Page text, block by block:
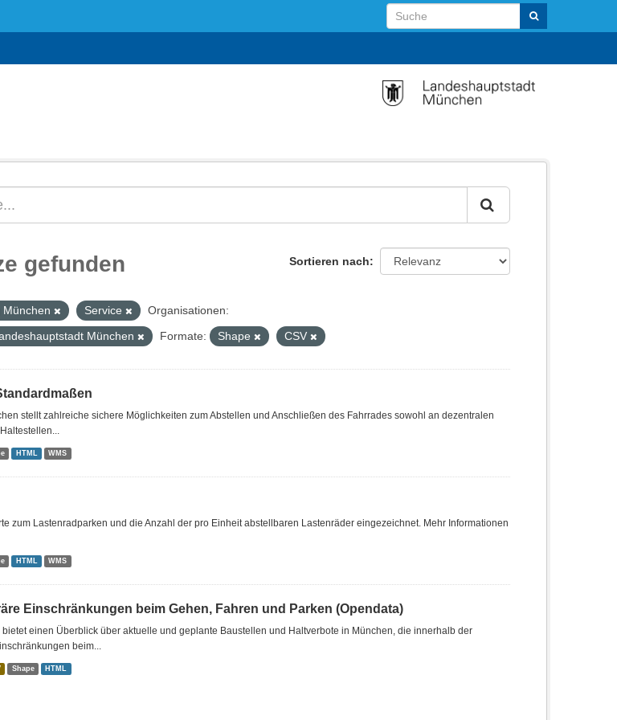
Sortieren nach
gefunden
München Service
Organisationen:
München
Formate: Shape CSV
stellt zahlreiche sichere Möglichkeiten zum Abstellen und Anschließen des Fahrrades sowohl an dezentralen
HTML WMS
zum Lastenradparken und die Anzahl der pro Einheit abstellbaren Lastenräder eingezeichnet. Mehr Informationen
HTML WMS
Einschränkungen beim Gehen, Fahren und Parken (Opendata)
einen Überblick über aktuelle und geplante Baustellen und Haltverbote in München, die innerhalb der
beim...
Shape HTML